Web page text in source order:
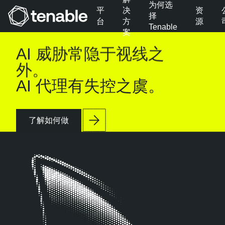
跳转至主要内容
跳转至页脚
平
台
决
方
案
为何选
择
Tenable
资
源
AI 代理有失控之虞。
AI 威胁常隐于视线之
外。
了解如何做